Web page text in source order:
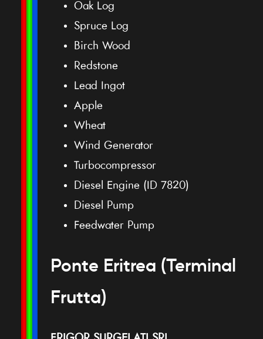
Oak Log
Spruce Log
Birch Wood
Redstone
Lead Ingot
Apple
Wheat
Wind Generator
Turbocompressor
Diesel Engine (ID 7820)
Diesel Pump
Feedwater Pump
Ponte Eritrea (Terminal
Frutta)